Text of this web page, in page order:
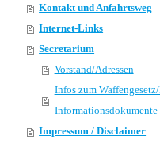
Kontakt und Anfahrtsweg
Internet-Links
Secretarium
Vorstand/Adressen
Infos zum
Informationsdokumente
Impressum / Disclaimer